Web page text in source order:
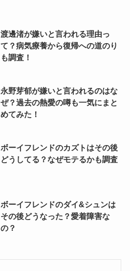
渡邊渚が嫌いと言われる理由っ
て？病気療養から復帰への道のり
も調査！
永野芽郁が嫌いと言われるのはな
ぜ？過去の熱愛の噂も一気にまと
めてみた！
ボーイフレンドのカズトはその後
どうしてる？なぜモテるかも調査
ボーイフレンドのダイ&シュンは
その後どうなった？愛着障害な
の？